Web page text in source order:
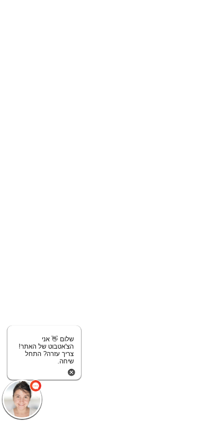
שלום 👋 אני
הצ'אטבוט של האתר!
צריך עזרה? התחל
שיחה.